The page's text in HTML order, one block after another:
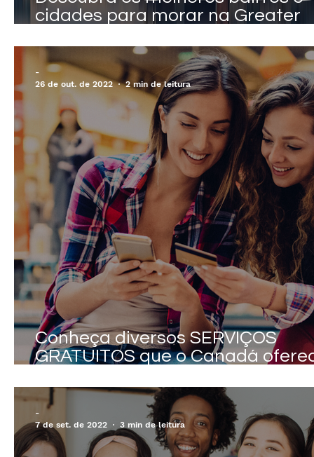
cidades para morar na Greater
Conheça diversos SERVIÇOS
GRATUITOS que o Canadá
PERMANENTES
-
26 de out. de 2022
2 min de leitura
-
7 de set. de 2022
3 min de leitura